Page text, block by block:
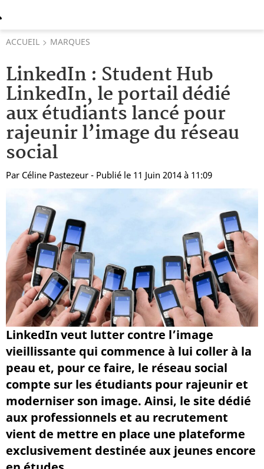
ACCUEIL MARQUES
LinkedIn : Student Hub
LinkedIn, le portail dédié
aux étudiants lancé pour
rajeunir l’image du réseau
social
Par Céline Pastezeur - Publié le 11 Juin 2014 à 11:09
LinkedIn veut lutter contre l’image
vieillissante qui commence à lui coller à la
peau et, pour ce faire, le réseau social
compte sur les étudiants pour rajeunir et
moderniser son image. Ainsi, le site dédié
aux professionnels et au recrutement
vient de mettre en place une plateforme
exclusivement destinée aux jeunes encore